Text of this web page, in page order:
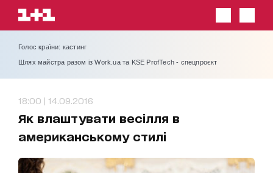
Голос країни: кастинг
Шлях майстра разом із Work.ua та KSE ProfTech - спецпроєкт
18:00 | 14.09.2016
Як влаштувати весілля в
американському стилі